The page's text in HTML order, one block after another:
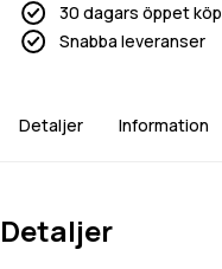
30 dagars öppet köp
Snabba leveranser
Detaljer Information
Detaljer